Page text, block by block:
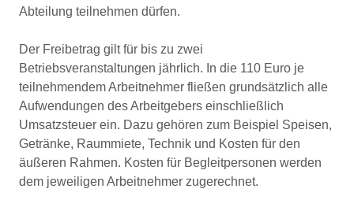
Abteilung teilnehmen dürfen.
Der Freibetrag gilt für bis zu zwei
Betriebsveranstaltungen jährlich. In die 110 Euro je
teilnehmendem Arbeitnehmer fließen grundsätzlich alle
Aufwendungen des Arbeitgebers einschließlich
Umsatzsteuer ein. Dazu gehören zum Beispiel Speisen,
Getränke, Raummiete, Technik und Kosten für den
äußeren Rahmen. Kosten für Begleitpersonen werden
dem jeweiligen Arbeitnehmer zugerechnet.